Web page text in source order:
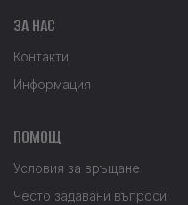
ЗА НАС
Контакти
Информация
ПОМОЩ
Условия за връщане
Често задавани въпроси